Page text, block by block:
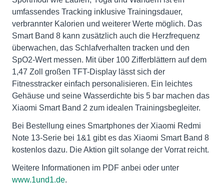
umfassendes Tracking inklusive Trainingsdauer,
verbrannter Kalorien und weiterer Werte möglich. Das
Smart Band 8 kann zusätzlich auch die Herzfrequenz
überwachen, das Schlafverhalten tracken und den
SpO2-Wert messen. Mit über 100 Zifferblättern auf dem
1,47 Zoll großen TFT-Display lässt sich der
Fitnesstracker einfach personalisieren. Ein leichtes
Gehäuse und seine Wasserdichte bis 5 bar machen das
Xiaomi Smart Band 2 zum idealen Trainingsbegleiter.
Bei Bestellung eines Smartphones der Xiaomi Redmi
Note 13-Serie bei 1&1 gibt es das Xiaomi Smart Band 8
kostenlos dazu. Die Aktion gilt solange der Vorrat reicht.
Weitere Informationen im PDF anbei oder unter
www.1und1.de.